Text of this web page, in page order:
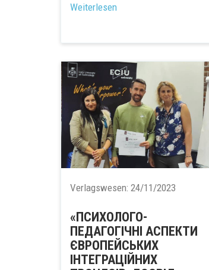
Weiterlesen
Verlagswesen: 24/11/2023
«ПСИХОЛОГО-
ПЕДАГОГІЧНІ АСПЕКТИ
ЄВРОПЕЙСЬКИХ
ІНТЕГРАЦІЙНИХ